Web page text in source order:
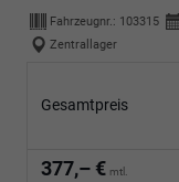
Fahrzeugnr.: 103315
Zentrallager
Gesamtpreis
377,– € mtl.